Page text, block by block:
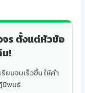
ร ตั้งแต่หัวข้อ
ม!
ยนจบเร็วขึ้น ให้คำ
นิพนธ์